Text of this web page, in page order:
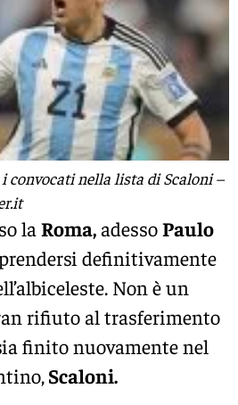
convocati nella lista di Scaloni –
la Roma,adessoPaulo
definitivamente
Non è un
rifiuto al trasferimento
finito nuovamente nel
Scaloni.